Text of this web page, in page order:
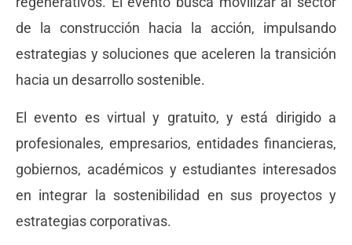
de la construcción hacia la acción, impulsando
estrategias y soluciones que aceleren la transición
hacia un desarrollo sostenible.
El evento es virtual y gratuito, y está dirigido a
profesionales, empresarios, entidades financieras,
gobiernos, académicos y estudiantes interesados
en integrar la sostenibilidad en sus proyectos y
estrategias corporativas.